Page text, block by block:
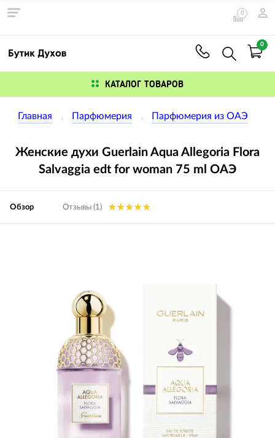
0
0
КАТАЛОГ ТОВАРОВ
Главная Парфюмерия Парфюмерия из ОАЭ
Женские духи Guerlain Aqua Allegoria Flora
Salvaggia edt for woman 75 ml ОАЭ
Обзор Отзывы (1)